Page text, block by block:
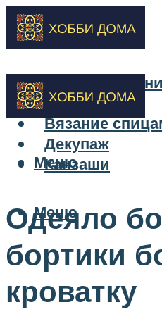
Вышивка
Вязание
Декупаж
Канзаши
Меню
Меню
Одеяло
бортики
кроватку